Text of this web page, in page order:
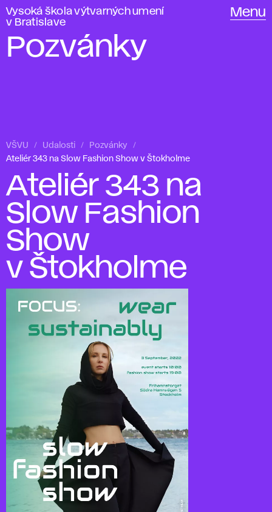
Vysoká škola výtvarných umení
v Bratislave
Menu
Pozvánky
VŠVU Udalosti
Pozvánky
Ateliér 343 na Slow Fashion Show v Štokholme
Ateliér 343 na
Slow Fashion
Show
v Štokholme